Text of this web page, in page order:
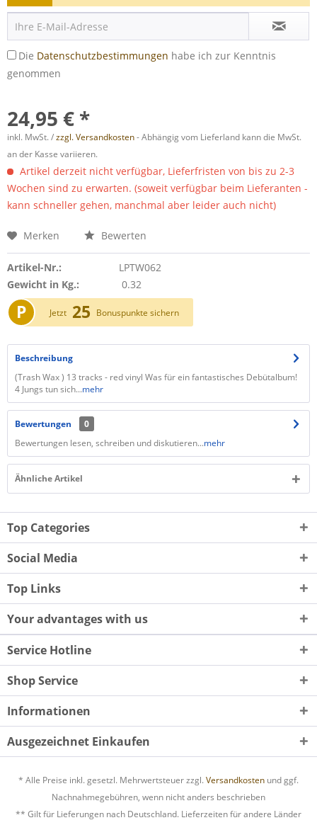
Die Datenschutzbestimmungen habe ich zur Kenntnis
genommen
24,95 € *
inkl. MwSt. /zzgl. Versandkosten- Abhängig vom Lieferland kann die MwSt.
an der Kasse variieren.
Artikel derzeit nicht verfügbar, Lieferfristen von bis zu 2-3
Wochen sind zu erwarten. (soweit verfügbar beim Lieferanten -
kann schneller gehen, manchmal aber leider auch nicht)
Merken Bewerten
Artikel-Nr.:
LPTW062
Gewicht in Kg.:
0.32
P Jetzt 25 Bonuspunkte sichern
Beschreibung
(Trash Wax ) 13 tracks - red vinyl Was für ein fantastisches Debütalbum!
4 Jungs tun sich...mehr
Bewertungen
0
Bewertungen lesen, schreiben und diskutieren...mehr
Ähnliche Artikel
Top Categories
Social Media
Top Links
Your advantages with us
Service Hotline
Shop Service
Informationen
Ausgezeichnet Einkaufen
* Alle Preise inkl. gesetzl. Mehrwertsteuer zzgl. Versandkosten und ggf.
Nachnahmegebühren, wenn nicht anders beschrieben
** Gilt für Lieferungen nach Deutschland. Lieferzeiten für andere Länder